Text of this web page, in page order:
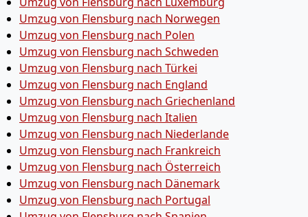
Umzug von Flensburg nach Norwegen
Umzug von Flensburg nach Polen
Umzug von Flensburg nach Schweden
Umzug von Flensburg nach Türkei
Umzug von Flensburg nach England
Umzug von Flensburg nach Griechenland
Umzug von Flensburg nach Italien
Umzug von Flensburg nach Niederlande
Umzug von Flensburg nach Frankreich
Umzug von Flensburg nach Österreich
Umzug von Flensburg nach Dänemark
Umzug von Flensburg nach Portugal